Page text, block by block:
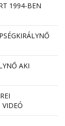
1994-BEN
AKI